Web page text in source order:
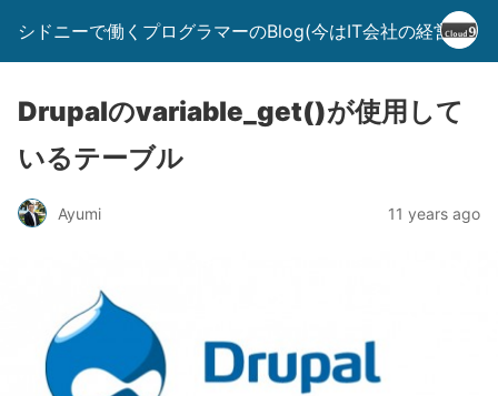
シドニーで働くプログラマーのBlog(今はIT会社の経営者)
Drupalのvariable_get()が使用して
いるテーブル
Ayumi 11 years ago